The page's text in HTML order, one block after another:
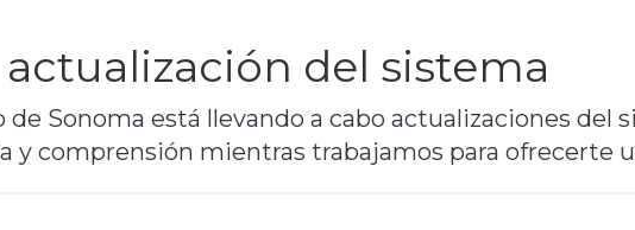
del sistema
Sonoma está llevando a cabo actualizaciones del
y comprensión mientras trabajamos para ofrecerte